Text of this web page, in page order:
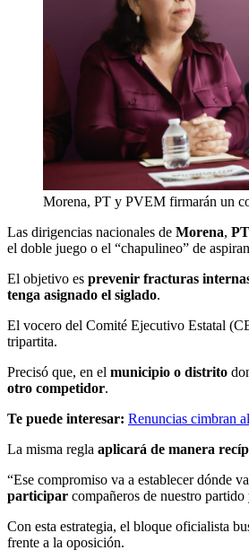
Morena, PT y PVEM firmarán un
Las dirigencias nacionales de Morena,
el doble juego o el “chapulineo” de
El objetivo es prevenir fracturas
tenga asignado el siglado.
El vocero del Comité Ejecutivo Estatal
tripartita.
Precisó que, en el municipio o distrito
otro competidor.
Te puede interesar: Renuncias cimbran
La misma regla aplicará de manera
“Ese compromiso va a establecer dónde
participar compañeros de nuestro
Con esta estrategia, el bloque oficialista
frente a la oposición.